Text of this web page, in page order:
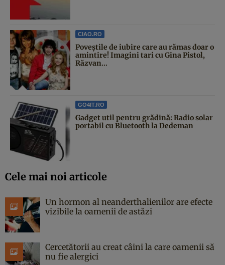
CIAO.RO
Poveştile de iubire care au rămas doar o
amintire! Imagini tari cu Gina Pistol,
Răzvan...
GO4IT.RO
Gadget util pentru grădină: Radio solar
portabil cu Bluetooth la Dedeman
Cele mai noi articole
Un hormon al neanderthalienilor are efecte
vizibile la oamenii de astăzi
Cercetătorii au creat câini la care oamenii să
nu fie alergici